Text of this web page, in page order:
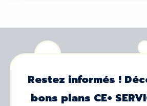
Restez informés !
bons plans CE+